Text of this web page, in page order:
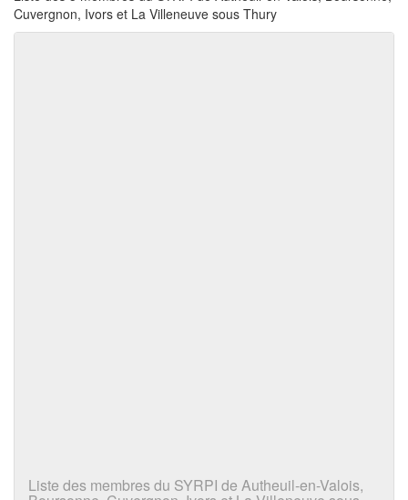
Cuvergnon, Ivors et La Villeneuve sous Thury
Liste des membres du SYRPI de Autheuil-en-Valois,